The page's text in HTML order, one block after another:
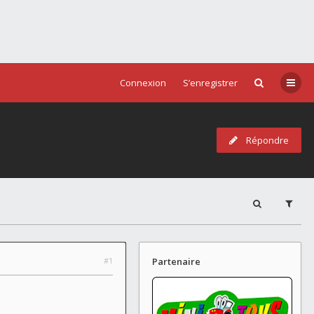
Connexion S’enregistrer
Répondre
#1 Partenaire